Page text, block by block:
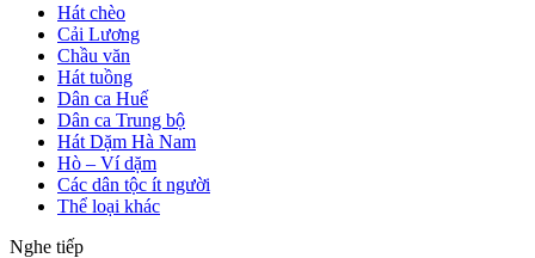
Hát chèo
Cải Lương
Chầu văn
Hát tuồng
Dân ca Huế
Dân ca Trung bộ
Hát Dặm Hà Nam
Hò – Ví dặm
Các dân tộc ít người
Thể loại khác
Nghe tiếp